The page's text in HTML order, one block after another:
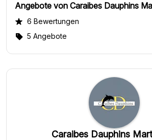
Angebote von Caraibes Dauphins
6 Bewertungen
5 Angebote
Caraibes Dauphins